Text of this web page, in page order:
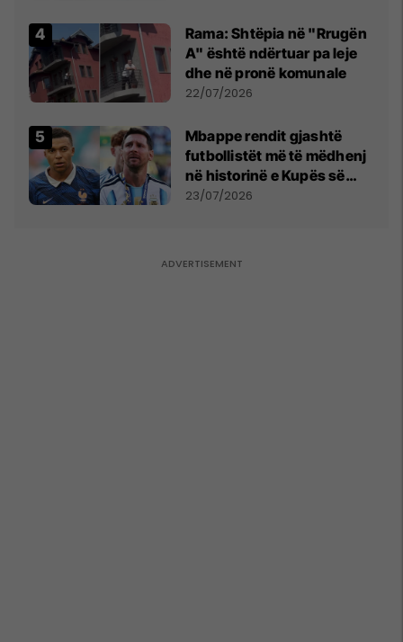
Rama: Shtëpia në "Rrugën
A" është ndërtuar pa leje
dhe në pronë komunale
22/07/2026
Mbappe rendit gjashtë
futbollistët më të mëdhenj
në historinë e Kupës së
Botës, Messi mbetet i dyti
23/07/2026